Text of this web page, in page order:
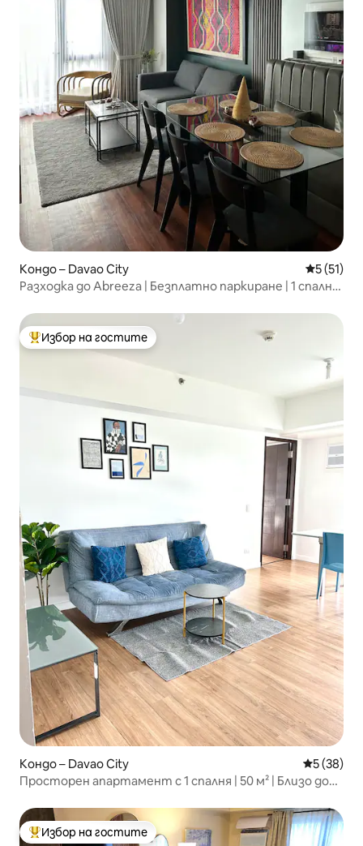
Кондо – Davao City Средна
5 (51)
Разходка до Abreeza | Безплатно паркиране | 1 спалня,
Най-популярен избор на гостите
Избор на гостите
Кондо – Davao City Средна
5 (38)
Просторен апартамент с 1 спалня | 50 м² | Близо до
Най-популярен избор на гостите
Избор на гостите